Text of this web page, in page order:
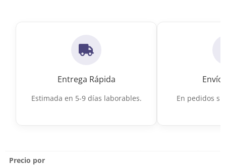
Entrega Rápida
Estimada en 5-9 días laborables. En pedidos
Precio por